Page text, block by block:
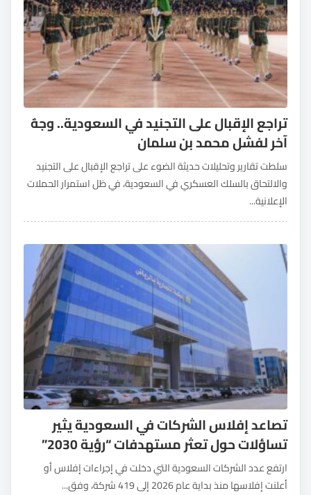
تراجع الإقبال على التجنيد في السعودية.. وجهٌ
آخر لفشل محمد بن سلمان
سلطت تقارير وتحليلات حديثة الضوء على تراجع الإقبال على التجنيد
والالتحاق بالسلك العسكري في السعودية، في ظل استمرار الحملات
الإعلانية...
تصاعد إفلاس الشركات في السعودية يثير
تساؤلات حول تعثر مستهدفات “رؤية 2030”
ارتفع عدد الشركات السعودية التي دخلت في إجراءات إفلاس أو
أعلنت إفلاسها منذ بداية عام 2026 إلى 419 شركة، وفق...